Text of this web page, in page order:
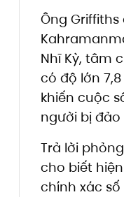
Ông
Nhĩ Kỳ, tâm
có độ lớn
khiến cuộc
người bị đảo
Trả lời
cho biết
chính xác